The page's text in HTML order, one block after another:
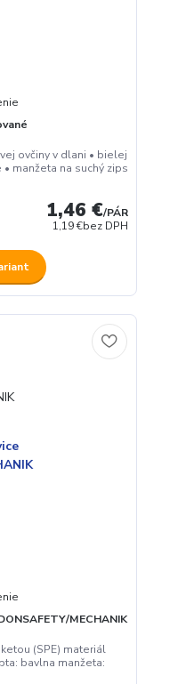
ovčiny v dlani • bielej
manžeta na suchý zips
1,46 €/PÁR
1,19 €bez DPH
MECHANIK
(SPE) materiál
bavlna manžeta: